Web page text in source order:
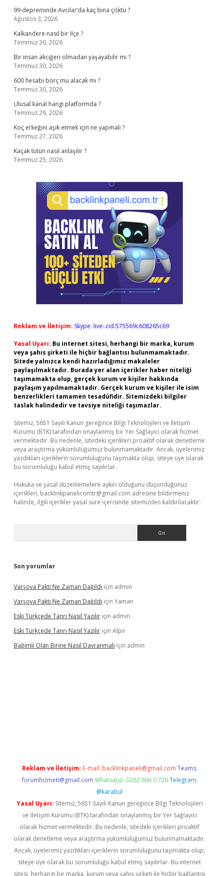
99 depreminde Avcılar’da kaç bina çöktü ?
Ağustos 3, 2026
Kalkandere nasıl bir ilçe ?
Temmuz 30, 2026
Bir insan akciğeri olmadan yaşayabilir mi ?
Temmuz 30, 2026
600 hesabı borç mu alacak mı ?
Temmuz 30, 2026
Ulusal kanal hangi platformda ?
Temmuz 29, 2026
Koç erkeğini aşık etmek için ne yapmalı ?
Temmuz 27, 2026
Kaçak tütün nasıl anlaşılır ?
Temmuz 25, 2026
Reklam ve İletişim: Skype: live:.cid.575569c608265c69
Yasal Uyarı: Bu internet sitesi, herhangi bir marka, kurum
veya şahıs şirketi ile hiçbir bağlantısı bulunmamaktadır.
Sitede yalnızca kendi hazırladığımız makaleler
paylaşılmaktadır. Burada yer alan içerikler haber niteliği
taşımamakta olup, gerçek kurum ve kişiler hakkında
paylaşım yapılmamaktadır. Gerçek kurum ve kişiler ile isim
benzerlikleri tamamen tesadüfidir. Sitemizdeki bilgiler
taslak halindedir ve tavsiye niteliği taşımazlar.
Sitemiz, 5651 Sayılı Kanun gereğince Bilgi Teknolojileri ve İletişim
Kurumu (BTK) tarafından onaylanmış bir Yer Sağlayıcı olarak hizmet
vermektedir. Bu nedenle, sitedeki içerikleri proaktif olarak denetleme
veya araştırma yükümlülüğümüz bulunmamaktadır. Ancak, üyelerimiz
yazdıkları içeriklerin sorumluluğunu taşımakta olup, siteye üye olarak
bu sorumluluğu kabul etmiş sayılırlar.
Hukuka ve yasal düzenlemelere aykırı olduğunu düşündüğünüz
içerikleri, backlinkpanelicomtr@gmail.com adresine bildirmeniz
halinde, ilgili içerikler yasal süre içerisinde sitemizden kaldırılacaktır.
Son yorumlar
Varşova Paktı Ne Zaman Dağıldı için admin
Varşova Paktı Ne Zaman Dağıldı için Yaman
Eski Türkçede Tanrı Nasıl Yazılır için admin
Eski Türkçede Tanrı Nasıl Yazılır için Alpır
Bağımlı Olan Birine Nasıl Davranmalı için admin
Reklam ve İletişim: E-mail: backlinkpaneli@gmail.com Teams:
forumhizmeti@gmail.com Whatsapp: 0262 606 0 726 Telegram:
@karabul
Yasal Uyarı: Sitemiz, 5651 Sayılı Kanun gereğince Bilgi Teknolojileri
ve İletişim Kurumu (BTK) tarafından onaylanmış bir Yer Sağlayıcı
olarak hizmet vermektedir. Bu nedenle, sitedeki içerikleri proaktif
olarak denetleme veya araştırma yükümlülüğümüz bulunmamaktadır.
Ancak, üyelerimiz yazdıkları içeriklerin sorumluluğunu taşımakta olup,
siteye üye olarak bu sorumluluğu kabul etmiş sayılırlar. Bu internet
sitesi, herhangi bir marka, kurum veya şahıs şirketi ile hiçbir bağlantısı